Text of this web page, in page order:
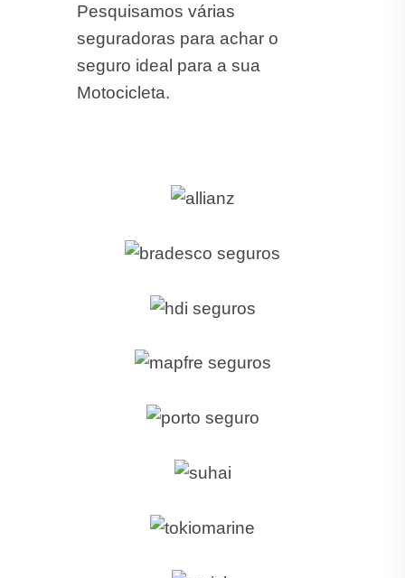
Pesquisamos várias
seguradoras para achar o
seguro ideal para a sua
Motocicleta.